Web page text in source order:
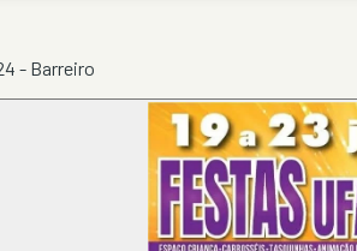
- Barreiro